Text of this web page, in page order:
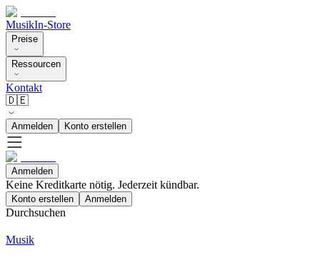
MusikIn-Store
Preise
Ressourcen
Kontakt
🇩🇪
Anmelden Konto erstellen
Anmelden
Keine Kreditkarte nötig. Jederzeit kündbar.
Konto erstellen Anmelden
Durchsuchen
Musik